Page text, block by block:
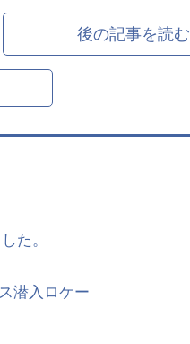
後の記事を読む
た。
潜入ロケー